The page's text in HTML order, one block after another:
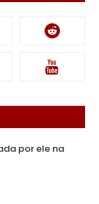
por ele na